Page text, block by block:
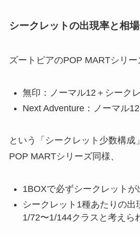
シークレットの出現率と相
ズートピアのPOP MARTシリー
無印：ノーマル12＋シーク
Next Adventure：ノーマル
という「シークレット少数構成
POP MARTシリーズ同様、
1BOXで必ずシークレット
シークレット1種あたりの出
1/72〜1/144クラスと考えら